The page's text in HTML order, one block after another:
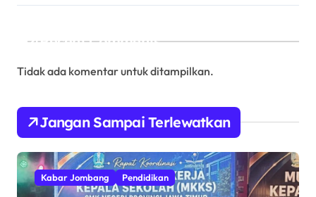
Recent Comments
Tidak ada komentar untuk ditampilkan.
Jangan Sampai Terlewatkan
Kabar Jombang Pendidikan